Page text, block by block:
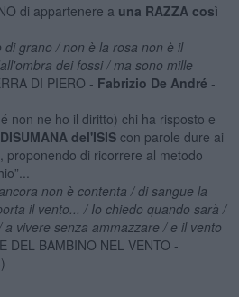
di appartenere a una RAZZA così
grano / non è la rosa non è il
dei fossi / ma sono mille
DI PIERO - Fabrizio De André -
non ne ho il diritto) chi ha risposto e
del'ISIScon parole dure ai
proponendo di ricorrere al metodo
non è contenta / di sangue la
il vento... / Io chiedo quando sarà /
vivere senza ammazzare / e il vento
DEL BAMBINO NEL VENTO -